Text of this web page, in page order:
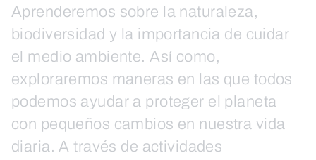
Aprenderemos sobre la naturaleza,
biodiversidad y la importancia de cuidar
el medio ambiente. Así como,
exploraremos maneras en las que todos
podemos ayudar a proteger el planeta
con pequeños cambios en nuestra vida
diaria. A través de actividades